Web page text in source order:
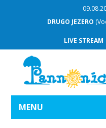
DRUGO JEZERO
LIVE STREAM
MENU